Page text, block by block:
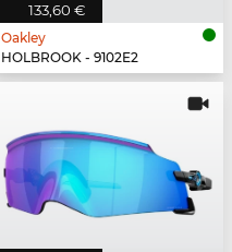
133,60 €
Oakley
HOLBROOK - 9102E2